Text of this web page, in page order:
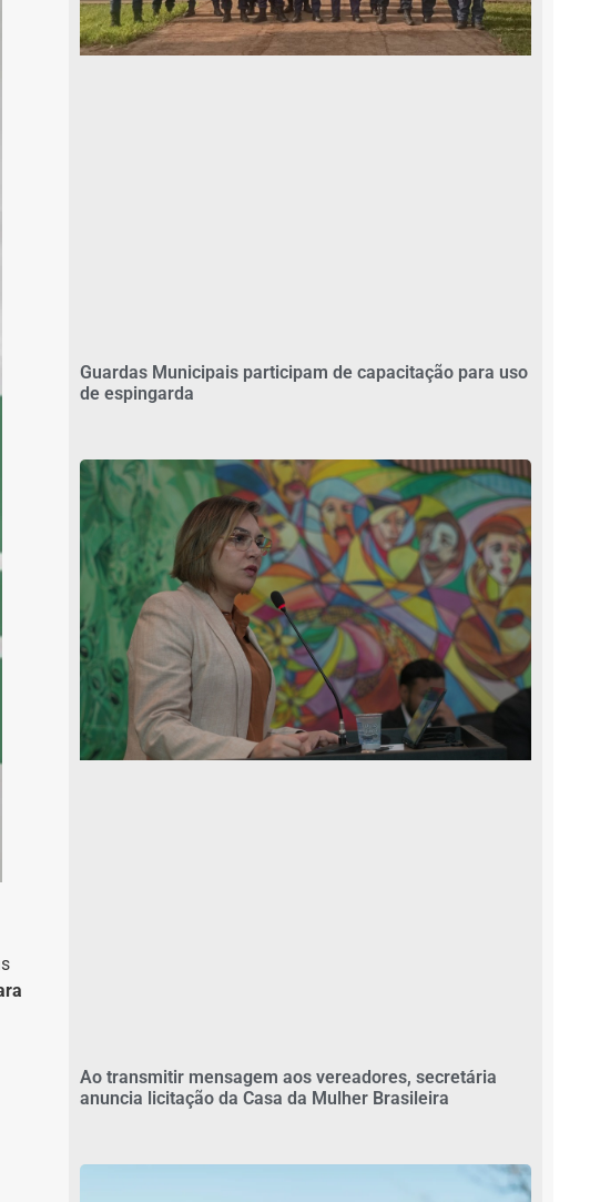
Guardas Municipais participam de capacitação para uso
de espingarda
Ao transmitir mensagem aos vereadores, secretária
anuncia licitação da Casa da Mulher Brasileira